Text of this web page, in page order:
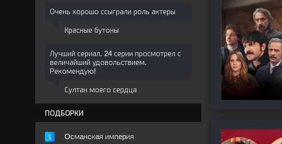
Очень хорошо ссыграли роль актеры
Красные бутоны
Лучший сериал. 24 серии просмотрел с
величайший удовольствием.
Рекомендую!
Султан моего сердца
ПОДБОРКИ
Ocмaнcкaя импepия